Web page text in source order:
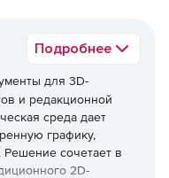
Подробнее
для 3D-
и редакционной
среда дает
графику,
сочетает в
2D-